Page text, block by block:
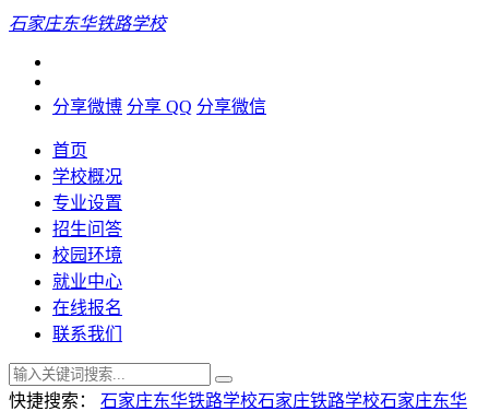
石家庄东华铁路学校
分享微博 分享 QQ 分享微信
首页
学校概况
专业设置
招生问答
校园环境
就业中心
在线报名
联系我们
快捷搜索： 石家庄东华铁路学校石家庄铁路学校石家庄东华